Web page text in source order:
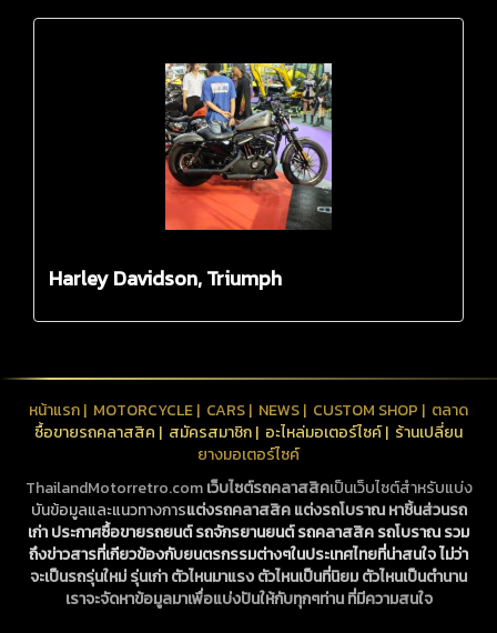
Harley Davidson, Triumph
หน้าแรก| MOTORCYCLE| CARS| NEWS| CUSTOM SHOP | ตลาด
ซื้อขายรถคลาสสิค | สมัครสมาชิก| อะไหล่มอเตอร์ไซค์| ร้านเปลี่ยน
ยางมอเตอร์ไซค์
ThailandMotorretro.comเว็บไซต์รถคลาสสิคเป็นเว็บไซต์สำหรับแบ่ง
บันข้อมูลและแนวทางการแต่งรถคลาสสิค แต่งรถโบราณ หาชิ้นส่วนรถ
เก่าประกาศซื้อขายรถยนต์ รถจักรยานยนต์รถคลาสสิครถโบราณรวม
ถึงข่าวสารที่เกียวข้องกับยนตรกรรมต่างๆในประเทศไทยที่น่าสนใจ ไม่ว่า
จะเป็นรถรุ่นใหม่ รุ่นเก่า ตัวไหนมาแรง ตัวไหนเป็นที่นิยม ตัวไหนเป็นตำนาน
เราจะจัดหาข้อมูลมาเพื่อแบ่งปันให้กับทุกๆท่าน ที่มีความสนใจ